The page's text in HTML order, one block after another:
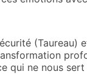
(Taureau)
qui ne nous sert